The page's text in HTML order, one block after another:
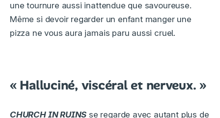
une tournure aussi inattendue que savoureuse.
Même si devoir regarder un enfant manger une
pizza ne vous aura jamais paru aussi cruel.
« Halluciné, viscéral et nerveux. »
CHURCH IN RUINS se regarde avec autant plus de